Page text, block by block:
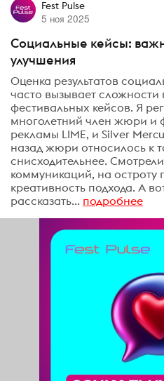
Fest Pulse
5 ноя 2025
Социальные кейсы:
улучшения
Оценка результатов
часто вызывает сложности
фестивальных кейсов. Я
многолетний член жюри и
рекламы LIME, и Silver
назад жюри относилось к
снисходительнее.
коммуникаций, на остроту
креативность подхода. А
рассказать... подробнее